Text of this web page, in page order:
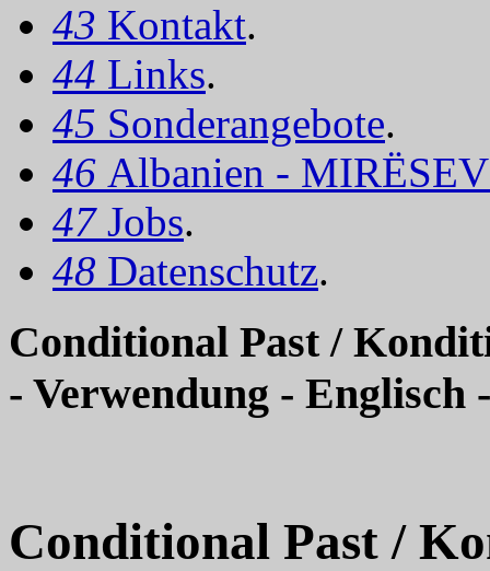
43 Kontakt.
44 Links.
45 Sonderangebote.
46 Albanien -
47 Jobs.
48 Datenschutz.
Conditional Past /
- Verwendung -
Conditional Past /